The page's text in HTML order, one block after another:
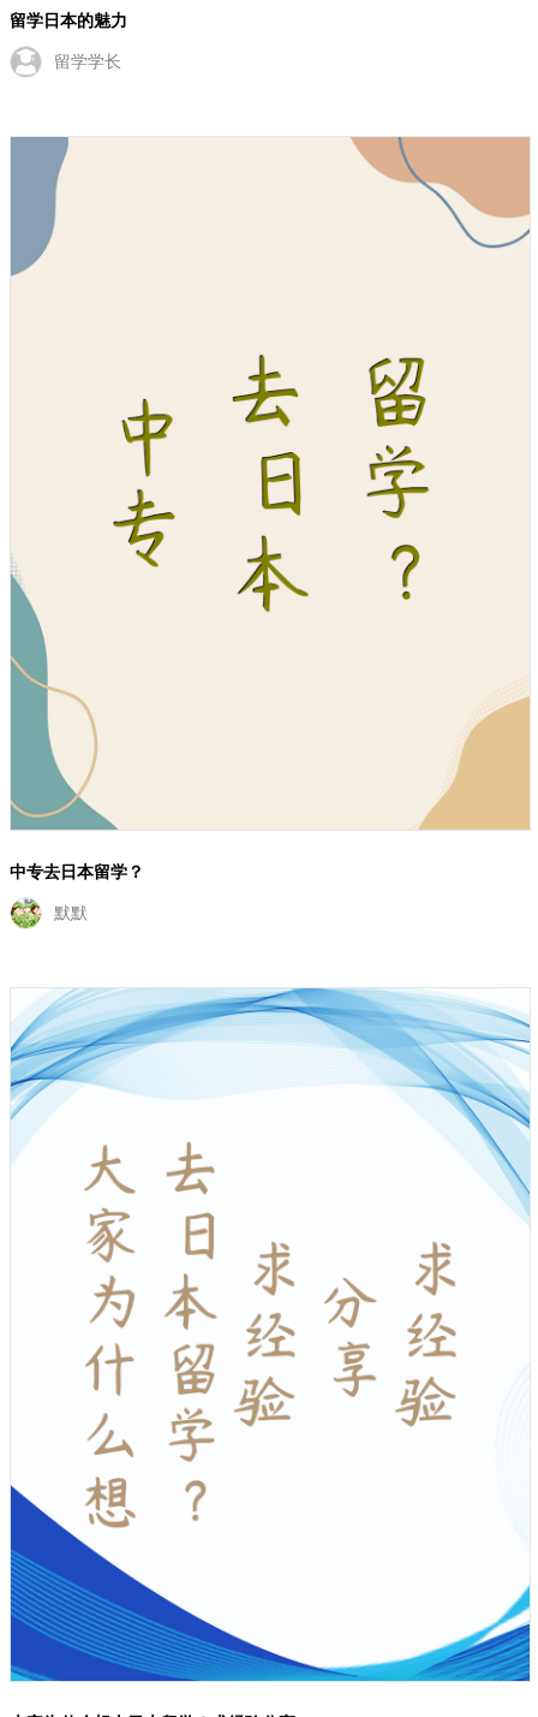
留学日本的魅力
留学学长
中专去日本留学？
默默